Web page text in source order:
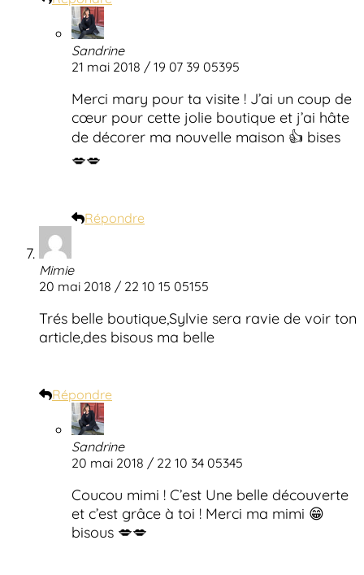
Sandrine
21 mai 2018 / 19 07 39 05395
Merci mary pour ta visite ! J’ai un coup de
cœur pour cette jolie boutique et j’ai hâte
de décorer ma nouvelle maison 👍 bises
💋💋
Répondre
Mimie
20 mai 2018 / 22 10 15 05155
Trés belle boutique,Sylvie sera ravie de voir ton
article,des bisous ma belle
Répondre
Sandrine
20 mai 2018 / 22 10 34 05345
Coucou mimi ! C’est Une belle découverte
et c’est grâce à toi ! Merci ma mimi 😁
bisous 💋💋